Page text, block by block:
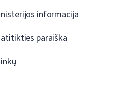
informacija
paraiška